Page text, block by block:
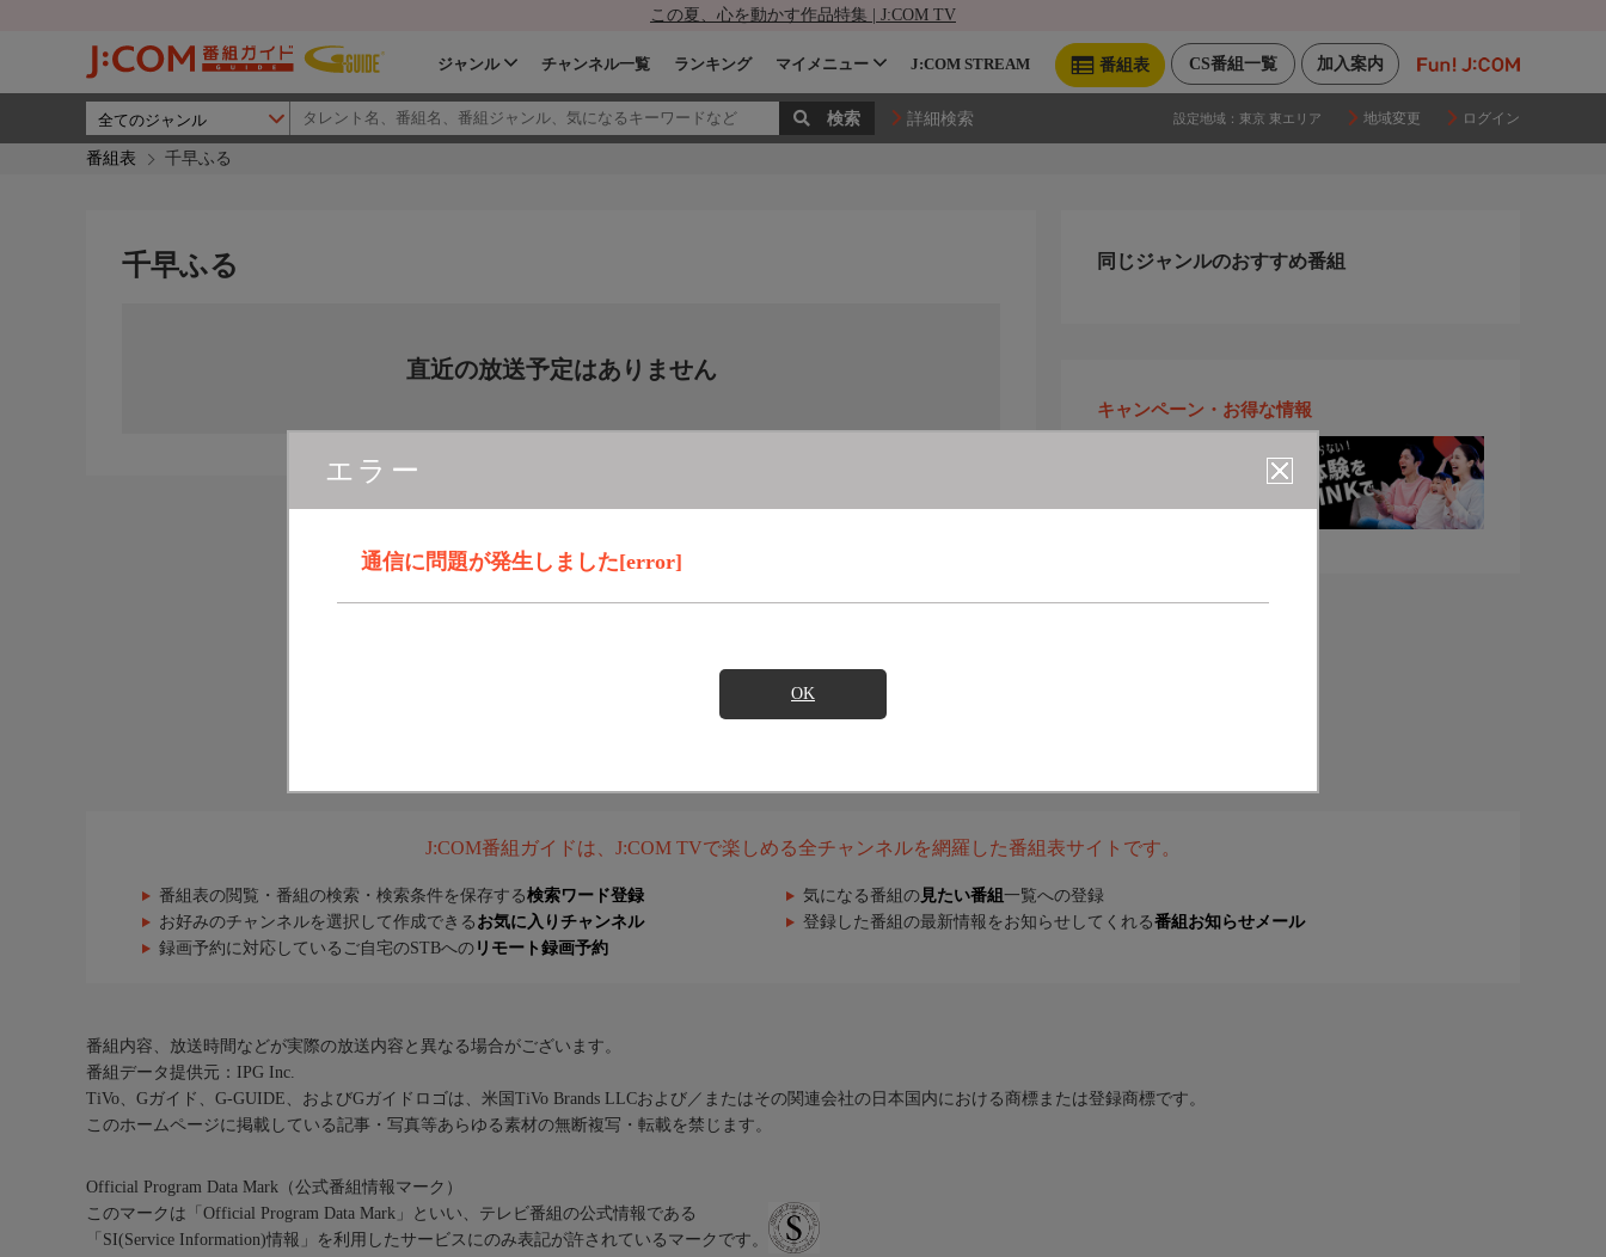
この夏、心を動かす作品特集 | J:COM TV
加入案内
CS番組一覧
番組表
ジャンル チャンネル一覧 ランキング マイメニュー J:COM STREAM
詳細検索 設定地域： 東京 東エリア 地域変更 ログイン
番組表 千早ふる
エラー
通信に問題が発生しました[error]
OK
千早ふる
直近の放送予定はありません
同じジャンルのおすすめ番組
キャンペーン・お得な情報
J:COM番組ガイドは、J:COM TVで楽しめる全チャンネルを網羅した番組表サイトです。
番組表の閲覧・番組の検索・検索条件を保存する検索ワード登録 気になる番組の 見たい番組 一覧への登録
お好みのチャンネルを選択して作成できる お気に入りチャンネル 登録した番組の最新情報をお知らせしてくれる番組お知らせメール
録画予約に対応しているご自宅のSTBへの リモート録画予約
番組内容、放送時間などが実際の放送内容と異なる場合がございます。
番組データ提供元：IPG Inc.
TiVo、Gガイド、G-GUIDE、およびGガイドロゴは、米国TiVo Brands LLCおよび／またはその関連会社の日本国内における商標または登録商標です。
このホームページに掲載している記事・写真等あらゆる素材の無断複写・転載を禁じます。
Official Program Data Mark（公式番組情報マーク）
このマークは「Official Program Data Mark」といい、テレビ番組の公式情報である
「SI(Service Information)情報」を利用したサービスにのみ表記が許されているマークです。